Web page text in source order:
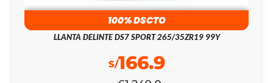
S/61,249.0
S/166.9